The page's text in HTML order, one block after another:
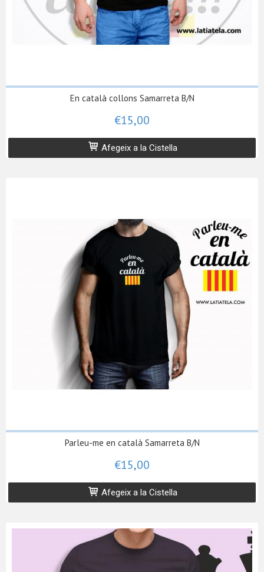
En català collons Samarreta B/N
€15,00
Afegeix a la Cistella
Parleu-me en català Samarreta B/N
€15,00
Afegeix a la Cistella